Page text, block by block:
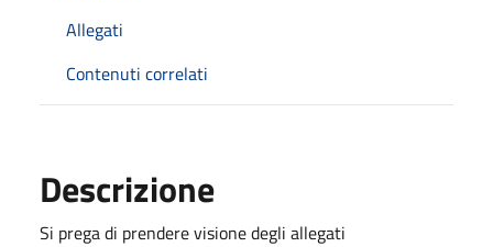
Allegati
Contenuti correlati
Descrizione
Si prega di prendere visione degli allegati